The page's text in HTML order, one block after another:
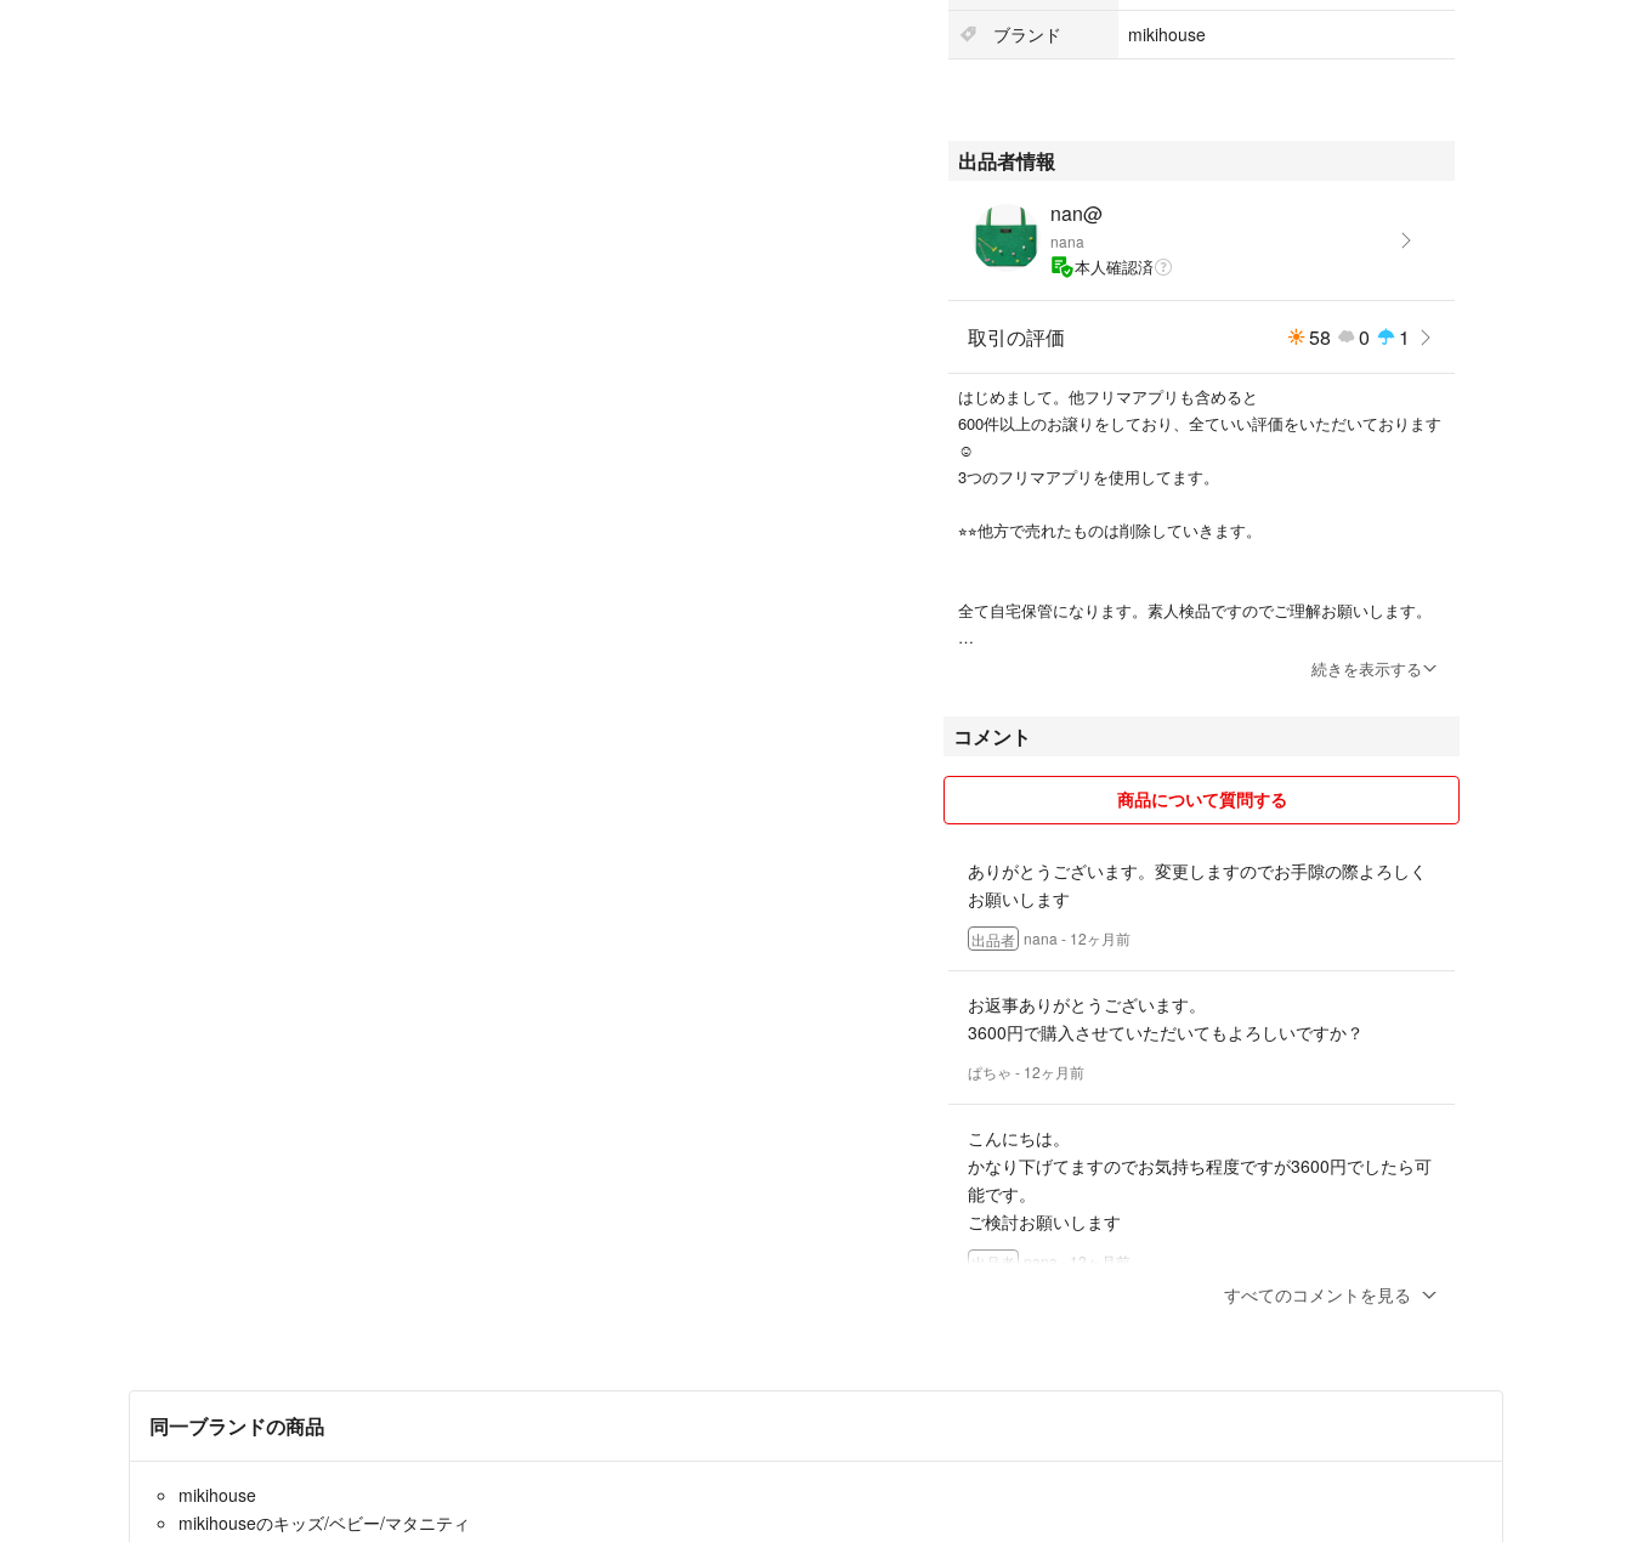
ブランド
mikihouse
出品者情報
nan@
nana
本人確認済
取引の評価 58 0 1
はじめまして。他フリマアプリも含めると
600件以上のお譲りをしており、全ていい評価をいただいております
☺︎
3つのフリマアプリを使用してます。
︎⭐︎⭐︎他方で売れたものは削除していきます。
全て自宅保管になります。素人検品ですのでご理解お願いします。
包装は百均等で購入したもので、素人の包装になります。小さくして
新品として出品していても自宅保管、包装も素人です。店舗レベルを
求める細かい方はフリマアプリではなく、店舗で"定価"で購入してく
●悪い評価にて発送が大幅に遅かった、と書かれております。当時は
妊娠中でして、夜に購入され、予定日より早く午前6時前に破水、そ
のまま出産と産後入院で動けないため、事情を説明しキャンセルをお
薦めしましたところ、相手方から待つと連絡が返ってきたため、退院
お品物も雨のためジップロックに入れると連絡しておりました。
お値下げ対応もし、届いた後には大変良いメッセージを頂いたのに、
こちらに悪い評価をされないためにわざわざメッセージを送ってきた
のでしょうか。
こんな事なら購入して欲しく無かったと思ってます...
続きを表示する
コメント
商品について質問する
ありがとうございます。変更しますのでお手隙の際よろしく
お願いします
出品者 nana - 12ヶ月前
お返事ありがとうございます。
3600円で購入させていただいてもよろしいですか？
ぱちゃ - 12ヶ月前
こんにちは。
かなり下げてますのでお気持ち程度ですが3600円でしたら可
能です。
ご検討お願いします
出品者 nana - 12ヶ月前
ぱちゃ- 12ヶ月前
すべてのコメントを見る
同一ブランドの商品
mikihouse
mikihouseのキッズ/ベビー/マタニティ